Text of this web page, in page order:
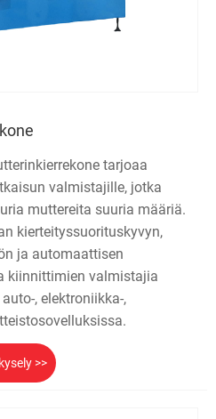
tarjoaa
valmistajille, jotka
muttereita suuria määriä.
kierteityssuorituskyvyn,
ja automaattisen
kiinnittimien valmistajia
, elektroniikka-,
>>